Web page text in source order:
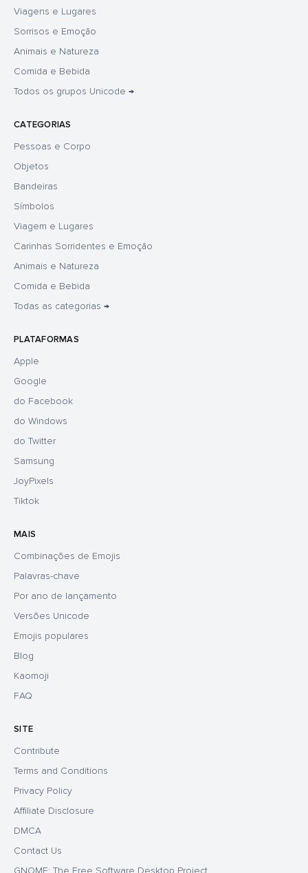
Viagens e Lugares
Sorrisos e Emoção
Animais e Natureza
Comida e Bebida
Todos os grupos Unicode →
CATEGORIAS
Pessoas e Corpo
Objetos
Bandeiras
Símbolos
Viagem e Lugares
Carinhas Sorridentes e Emoção
Animais e Natureza
Comida e Bebida
Todas as categorias →
PLATAFORMAS
Apple
Google
do Facebook
do Windows
do Twitter
Samsung
JoyPixels
Tiktok
MAIS
Combinações de Emojis
Palavras-chave
Por ano de lançamento
Versões Unicode
Emojis populares
Blog
Kaomoji
FAQ
SITE
Contribute
Terms and Conditions
Privacy Policy
Affiliate Disclosure
DMCA
Contact Us
GNOME: The Free Software Desktop Project